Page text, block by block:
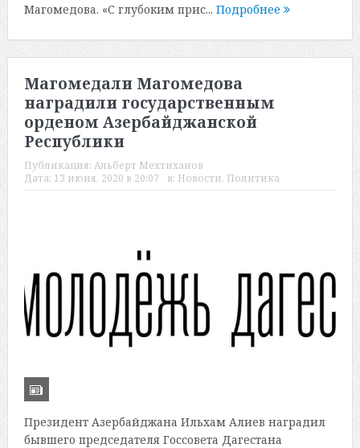
Магомедова. «С глубоким прис... Подробнее
Магомедали Магомедова
наградили государственным
орденом Азербайджанской
Республики
Публикация: Альберт Мехтиханов
Дата: 13 июня, 2020 в 20:07 в: Новости, Политика
Президент Азербайджана Ильхам Алиев наградил
бывшего председателя Госсовета Дагестана